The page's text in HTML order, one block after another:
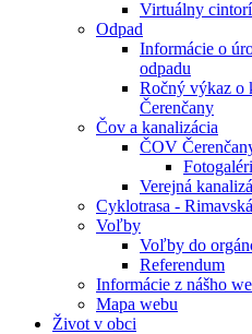
Virtuálny
Odpad
Informácie o
odpadu
Ročný výkaz o
Čerenčany
Čov a kanalizácia
ČOV
Verejná
Cyklotrasa -
Voľby
Voľby do
Referendum
Informácie z nášho
Mapa webu
Život v obci